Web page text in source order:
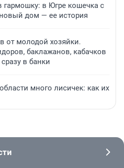
в Югре кошечка с
дом — ее история
от молодой хозяйки.
баклажанов, кабачков
в банки
много лисичек: как их